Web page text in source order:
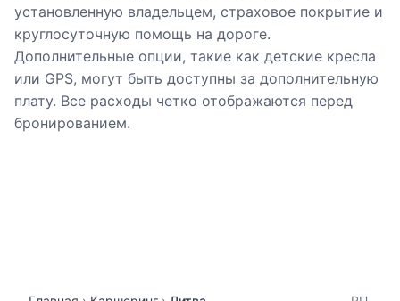
установленную владельцем, страховое покрытие и
круглосуточную помощь на дороге.
Дополнительные опции, такие как детские кресла
или GPS, могут быть доступны за дополнительную
плату. Все расходы четко отображаются перед
бронированием.